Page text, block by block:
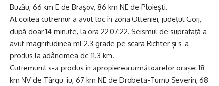
Buzău, 66 km E de Brașov, 86 km NE de Ploiești.
Al doilea cutremur a avut loc în zona Olteniei, județul Gorj,
după doar 14 minute, la ora 22:07:22. Seismul de suprafață a
avut magnitudinea ml 2.3 grade pe scara Richter și s-a
produs la adâncimea de 11.3 km.
Cutremurul s-a produs în apropierea următoarelor orașe: 18
km NV de Târgu Jiu, 67 km NE de Drobeta-Turnu Severin, 68